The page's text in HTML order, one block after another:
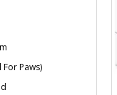
For Paws)